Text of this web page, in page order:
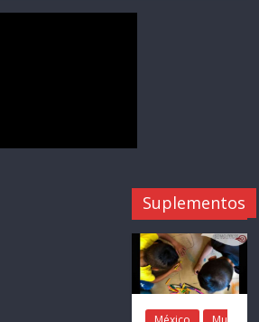
Suplementos